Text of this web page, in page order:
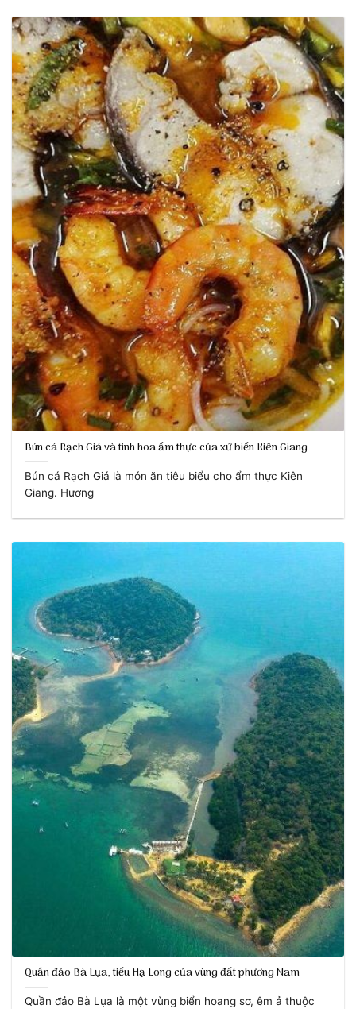
Bún cá Rạch Giá và tinh hoa ẩm thực của xứ biển Kiên Giang
Bún cá Rạch Giá là món ăn tiêu biểu cho ẩm thực Kiên
Giang. Hương
Quần đảo Bà Lụa, tiểu Hạ Long của vùng đất phương Nam
Quần đảo Bà Lụa là một vùng biển hoang sơ, êm ả thuộc